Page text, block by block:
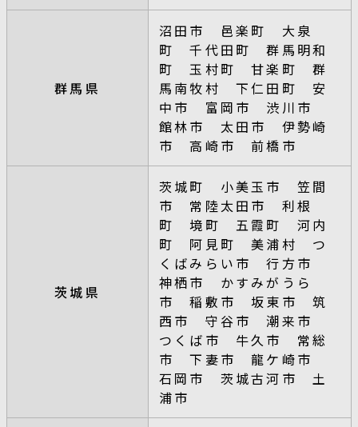
群馬県
沼田市 邑楽町 大泉
町 千代田町 群馬明和
町 玉村町 甘楽町 群
馬南牧村 下仁田町 安
中市 富岡市 渋川市
館林市 太田市 伊勢崎
市 高崎市 前橋市
茨城県
茨城町 小美玉市 笠間
市 常陸太田市 利根
町 境町 五霞町 河内
町 阿見町 美浦村 つ
くばみらい市 行方市
神栖市 かすみがうら
市 稲敷市 坂東市 筑
西市 守谷市 潮来市
つくば市 牛久市 常総
市 下妻市 龍ケ崎市
石岡市 茨城古河市 土
浦市